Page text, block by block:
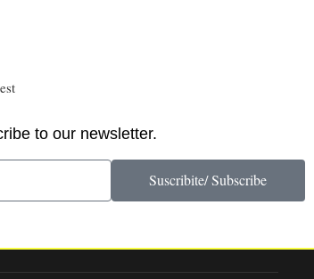
to our newsletter.
Suscribite/ Subscribe